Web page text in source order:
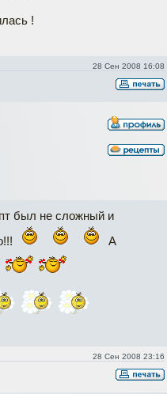
!
28 Сен 2008 16:08
был не сложный и
А
28 Сен 2008 23:16